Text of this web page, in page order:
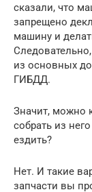
сказали, что
запрещено
машину и
из основных
ГИБДД.
Значит, можно
собрать из
ездить?
Нет. И такие
запчасти вы